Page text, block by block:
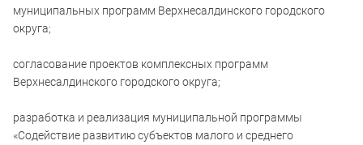
муниципальных программ Верхнесалдинского городского
округа;
согласование проектов комплексных программ
Верхнесалдинского городского округа;
разработка и реализация муниципальной программы
«Содействие развитию субъектов малого и среднего